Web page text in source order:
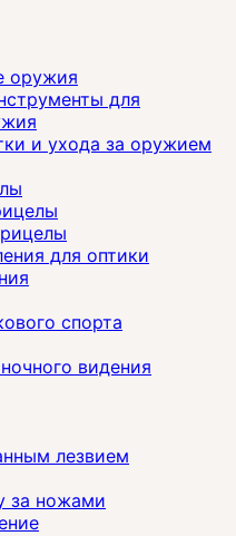
оружия
для
и ухода за оружием
для оптики
спорта
видения
лезвием
за ножами